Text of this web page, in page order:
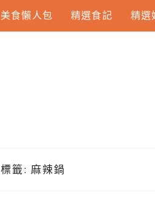
美食懶人包 精選食記 精選
標籤: 麻辣鍋